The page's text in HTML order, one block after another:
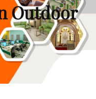
Outdoor